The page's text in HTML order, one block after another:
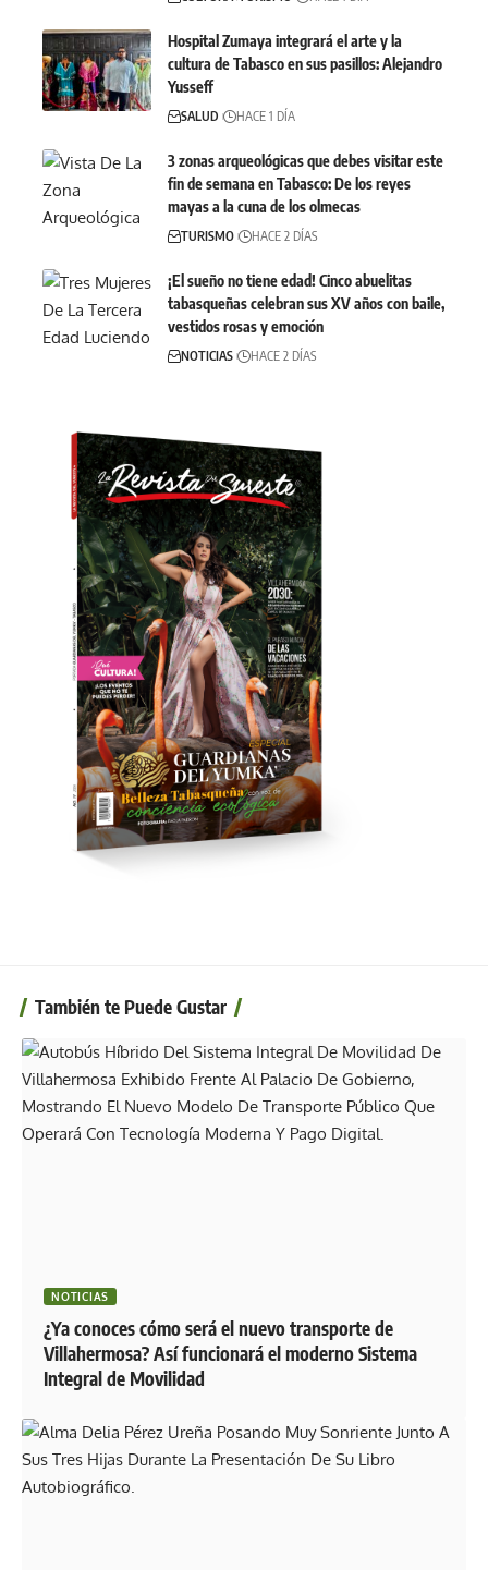
Hospital Zumaya integrará el arte y la
cultura de Tabasco en sus pasillos: Alejandro
Yusseff
SALUD HACE 1 DÍA
3 zonas arqueológicas que debes visitar este
fin de semana en Tabasco: De los reyes
mayas a la cuna de los olmecas
TURISMO HACE 2 DÍAS
¡El sueño no tiene edad! Cinco abuelitas
tabasqueñas celebran sus XV años con baile,
vestidos rosas y emoción
NOTICIAS HACE 2 DÍAS
También te Puede Gustar
NOTICIAS
¿Ya conoces cómo será el nuevo transporte de
Villahermosa? Así funcionará el moderno Sistema
Integral de Movilidad